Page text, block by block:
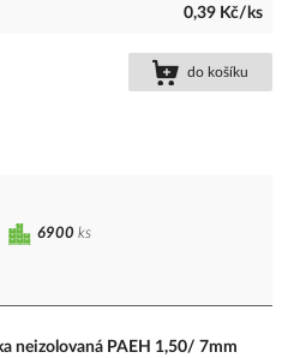
0,39 Kč/ks
do košíku
6900 ks
neizolovaná PAEH 1,50/ 7mm